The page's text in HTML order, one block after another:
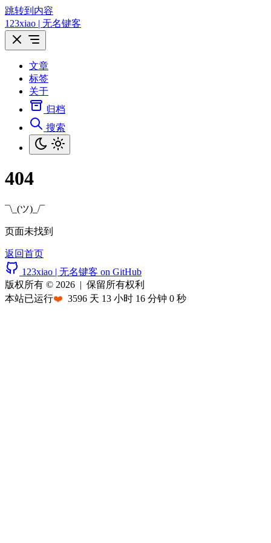
跳转到内容
123xiao | 无名键客
文章
标签
关于
归档
搜索
404
¯\_(ツ)_/¯
页面未找到
返回首页
123xiao | 无名键客 on GitHub
版权所有 © 2026 | 保留所有权利
本站已运行❤️ 3596 天 13 小时 16 分钟 0 秒